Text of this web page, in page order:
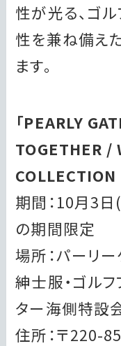
性が光る、ゴ
性を兼ね備え
ます。
「PEARLY
TOGETHER
COLLECTION
期間：10月3
の期間限定
場所：パーリ
紳士服・ゴル
ター海側特設
住所：〒220-